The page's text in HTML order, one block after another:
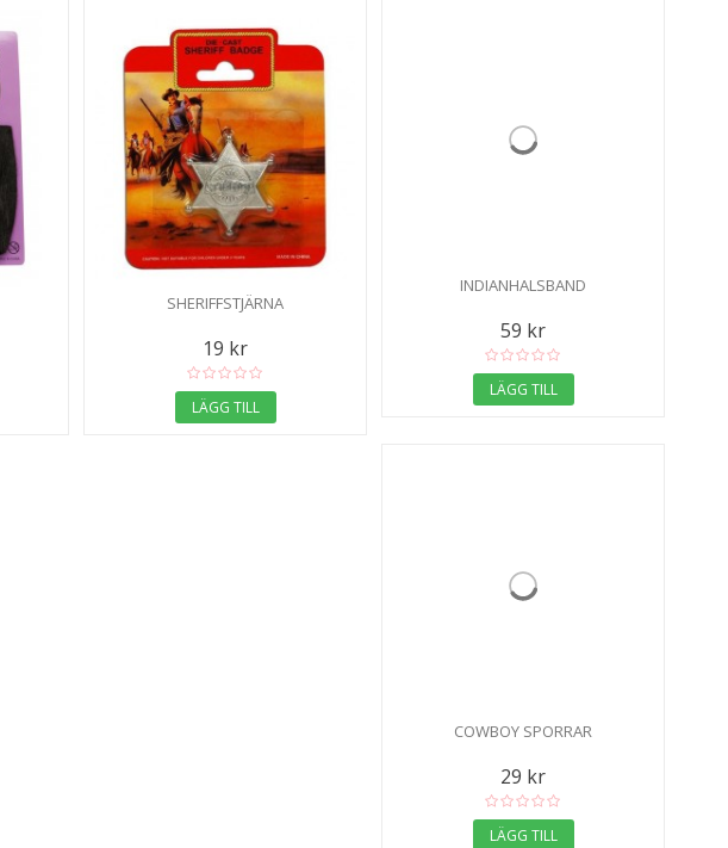
SHERIFFSTJÄRNA
19 kr
LÄGG TILL
INDIANHALSBAND
59 kr
LÄGG TILL
COWBOY SPORRAR
29 kr
LÄGG TILL